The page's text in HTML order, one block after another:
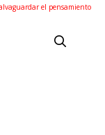
el pensamiento